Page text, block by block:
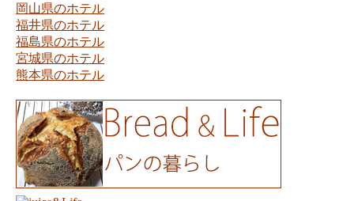
岡山県のホテル
福井県のホテル
福島県のホテル
宮城県のホテル
熊本県のホテル